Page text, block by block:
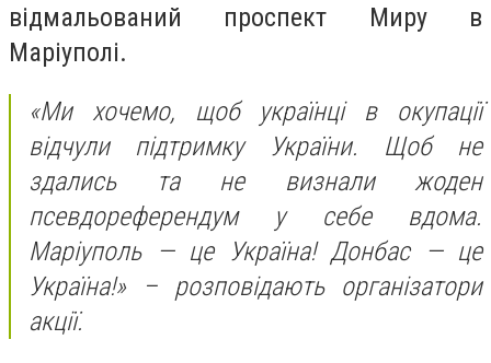
відмальований проспект Миру в
Маріуполі.
«Ми хочемо, щоб українці в окупації
відчули підтримку України. Щоб не
здались та не визнали жоден
псевдореферендум у себе вдома.
Маріуполь — це Україна! Донбас — це
Україна!» – розповідають організатори
акції.